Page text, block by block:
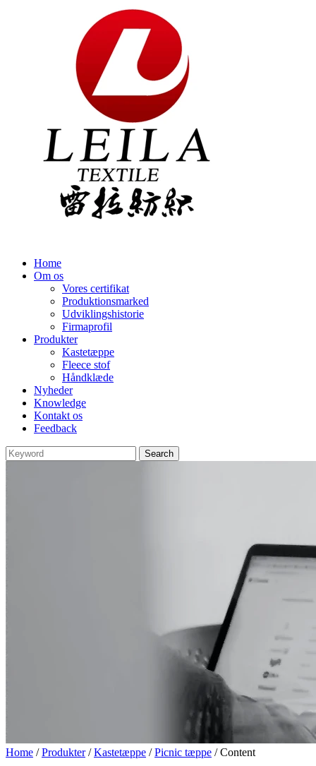
Home
Om os
Vores certifikat
Produktionsmarked
Udviklingshistorie
Firmaprofil
Produkter
Kastetæppe
Fleece stof
Håndklæde
Nyheder
Knowledge
Kontakt os
Feedback
Home /Produkter/Kastetæppe /Picnic tæppe / Content